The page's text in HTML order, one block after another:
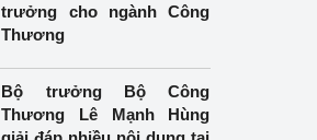
trưởng cho ngành Công
Thương
Bộ trưởng Bộ Công
Thương Lê Mạnh Hùng